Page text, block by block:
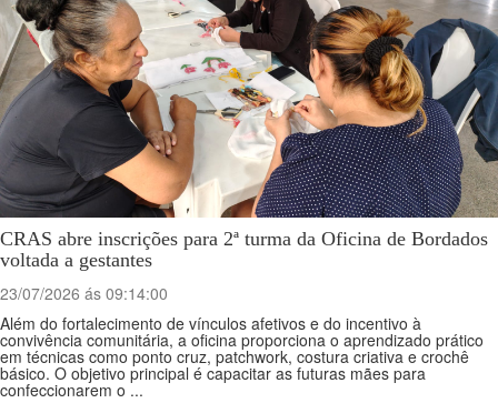
CRAS abre inscrições para 2ª turma da Oficina de Bordados
voltada a gestantes
23/07/2026 ás 09:14:00
Além do fortalecimento de vínculos afetivos e do incentivo à
convivência comunitária, a oficina proporciona o aprendizado prático
em técnicas como ponto cruz, patchwork, costura criativa e crochê
básico. O objetivo principal é capacitar as futuras mães para
confeccionarem o ...